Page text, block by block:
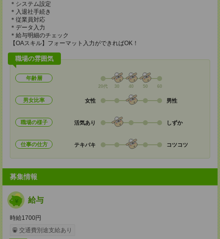
＊システム設定
＊入退社手続き
＊従業員対応
＊データ入力
＊給与明細のチェック
【OAスキル】フォーマット入力ができればOK！
職場の雰囲気
年齢層
20代 30 40 50 60
男女比率 女性 男性
職場の様子 活気あり しずか
仕事の仕方 テキパキ コツコツ
募集情報
給与
時給1700円
交通費別途支給あり